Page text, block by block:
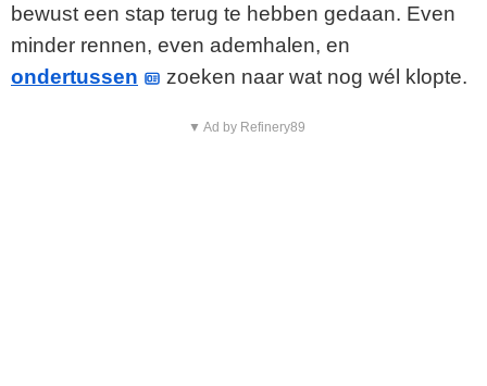
bewust een stap terug te hebben gedaan. Even
minder rennen, even ademhalen, en
ondertussen
zoeken naar wat nog wél klopte.
▼ Ad by Refinery89